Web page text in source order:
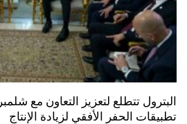
البترول تتطلع لتعزيز التعاون مع
تطبيقات الحفر الأفقي لزيادة الإنتاج